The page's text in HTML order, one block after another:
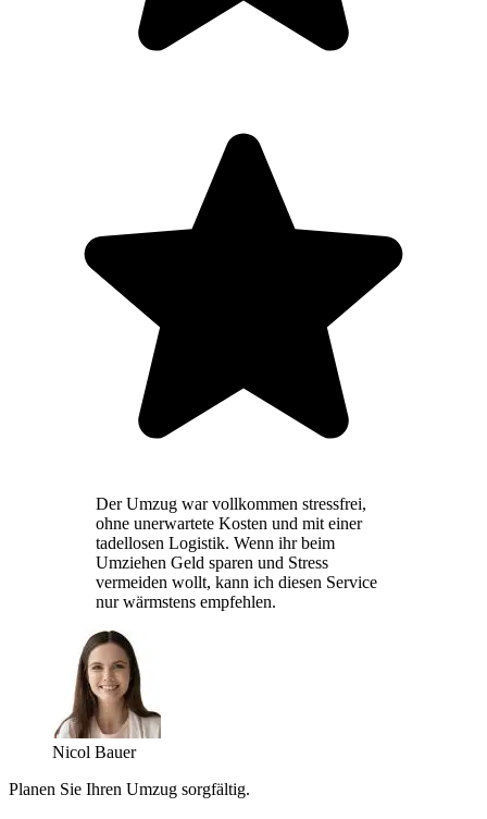
Der Umzug war vollkommen stressfrei,
ohne unerwartete Kosten und mit einer
tadellosen Logistik. Wenn ihr beim
Umziehen Geld sparen und Stress
vermeiden wollt, kann ich diesen Service
nur wärmstens empfehlen.
Nicol Bauer
Planen Sie Ihren Umzug sorgfältig.